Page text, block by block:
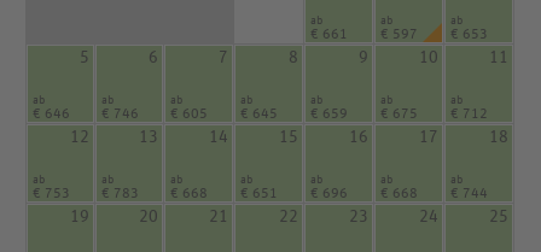
ab
€ 661
ab
€ 597
ab
€ 653
5
ab
€ 646
6
ab
€ 746
7
ab
€ 605
8
ab
€ 645
9
ab
€ 659
10
ab
€ 675
11
ab
€ 712
12
ab
€ 753
13
ab
€ 783
14
ab
€ 668
15
ab
€ 651
16
ab
€ 696
17
ab
€ 668
18
ab
€ 744
19 20 21 22 23 24 25